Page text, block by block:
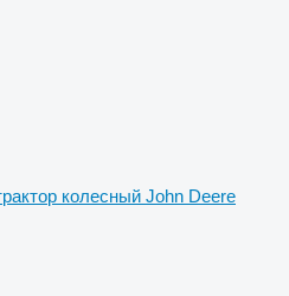
колесный John Deere